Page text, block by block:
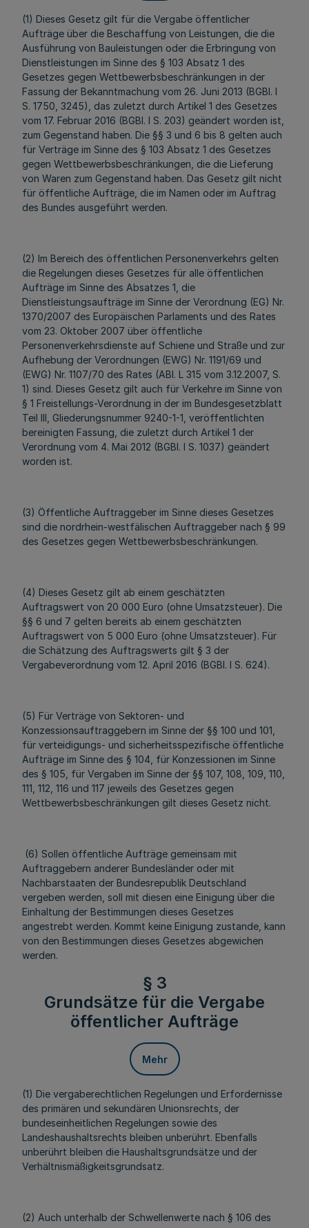
(1) Dieses Gesetz gilt für die Vergabe öffentlicher
Aufträge über die Beschaffung von Leistungen, die die
Ausführung von Bauleistungen oder die Erbringung von
Dienstleistungen im Sinne des § 103 Absatz 1 des
Gesetzes gegen Wettbewerbsbeschränkungen in der
Fassung der Bekanntmachung vom 26. Juni 2013 (BGBl. I
S. 1750, 3245), das zuletzt durch Artikel 1 des Gesetzes
vom 17. Februar 2016 (BGBl. I S. 203) geändert worden ist,
zum Gegenstand haben. Die §§ 3 und 6 bis 8 gelten auch
für Verträge im Sinne des § 103 Absatz 1 des Gesetzes
gegen Wettbewerbsbeschränkungen, die die Lieferung
von Waren zum Gegenstand haben. Das Gesetz gilt nicht
für öffentliche Aufträge, die im Namen oder im Auftrag
des Bundes ausgeführt werden.
(2) Im Bereich des öffentlichen Personenverkehrs gelten
die Regelungen dieses Gesetzes für alle öffentlichen
Aufträge im Sinne des Absatzes 1, die
Dienstleistungsaufträge im Sinne der Verordnung (EG) Nr.
1370/2007 des Europäischen Parlaments und des Rates
vom 23. Oktober 2007 über öffentliche
Personenverkehrsdienste auf Schiene und Straße und zur
Aufhebung der Verordnungen (EWG) Nr. 1191/69 und
(EWG) Nr. 1107/70 des Rates (ABl. L 315 vom 3.12.2007, S.
1) sind. Dieses Gesetz gilt auch für Verkehre im Sinne von
§ 1 Freistellungs-Verordnung in der im Bundesgesetzblatt
Teil III, Gliederungsnummer 9240-1-1, veröffentlichten
bereinigten Fassung, die zuletzt durch Artikel 1 der
Verordnung vom 4. Mai 2012 (BGBl. I S. 1037) geändert
worden ist.
(3) Öffentliche Auftraggeber im Sinne dieses Gesetzes
sind die nordrhein-westfälischen Auftraggeber nach § 99
des Gesetzes gegen Wettbewerbsbeschränkungen.
(4) Dieses Gesetz gilt ab einem geschätzten
Auftragswert von 20 000 Euro (ohne Umsatzsteuer). Die
§§ 6 und 7 gelten bereits ab einem geschätzten
Auftragswert von 5 000 Euro (ohne Umsatzsteuer). Für
die Schätzung des Auftragswerts gilt § 3 der
Vergabeverordnung vom 12. April 2016 (BGBl. I S. 624).
(5) Für Verträge von Sektoren- und
Konzessionsauftraggebern im Sinne der §§ 100 und 101,
für verteidigungs- und sicherheitsspezifische öffentliche
Aufträge im Sinne des § 104, für Konzessionen im Sinne
des § 105, für Vergaben im Sinne der §§ 107, 108, 109, 110,
111, 112, 116 und 117 jeweils des Gesetzes gegen
Wettbewerbsbeschränkungen gilt dieses Gesetz nicht.
(6) Sollen öffentliche Aufträge gemeinsam mit
Auftraggebern anderer Bundesländer oder mit
Nachbarstaaten der Bundesrepublik Deutschland
vergeben werden, soll mit diesen eine Einigung über die
Einhaltung der Bestimmungen dieses Gesetzes
angestrebt werden. Kommt keine Einigung zustande, kann
von den Bestimmungen dieses Gesetzes abgewichen
werden.
§ 3
Grundsätze für die Vergabe
öffentlicher Aufträge
Mehr
(1) Die vergaberechtlichen Regelungen und Erfordernisse
des primären und sekundären Unionsrechts, der
bundeseinheitlichen Regelungen sowie des
Landeshaushaltsrechts bleiben unberührt. Ebenfalls
unberührt bleiben die Haushaltsgrundsätze und der
Verhältnismäßigkeitsgrundsatz.
(2) Auch unterhalb der Schwellenwerte nach § 106 des